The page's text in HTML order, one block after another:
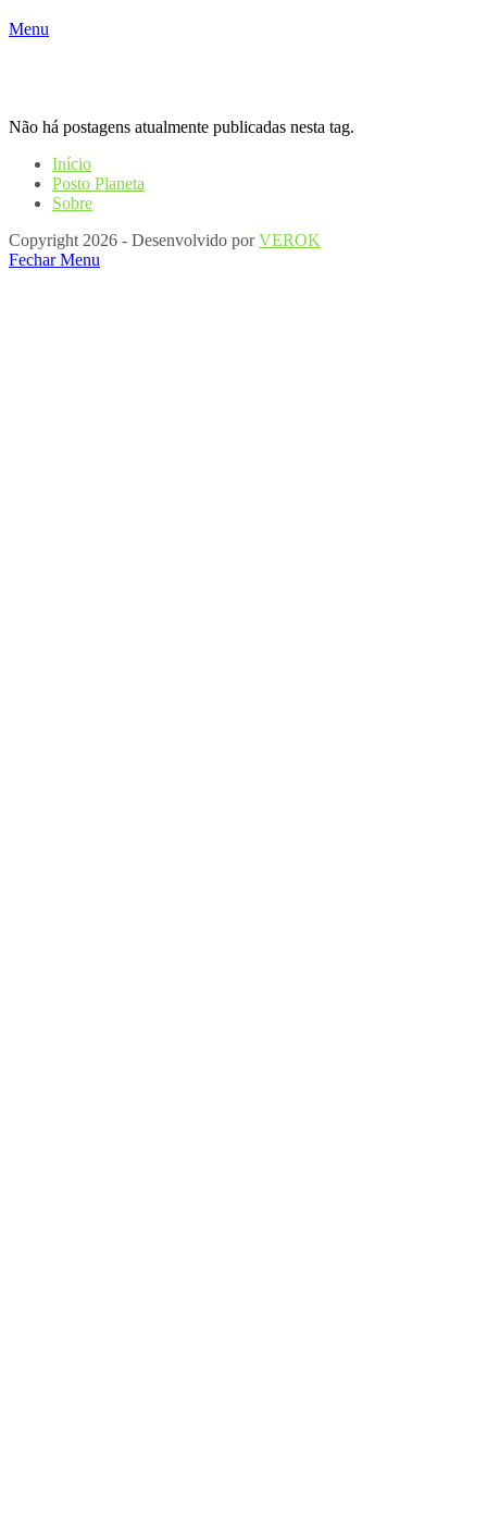
Menu
Não há postagens atualmente publicadas nesta tag.
Início
Posto Planeta
Sobre
Copyright 2026 - Desenvolvido porVEROK
Fechar Menu